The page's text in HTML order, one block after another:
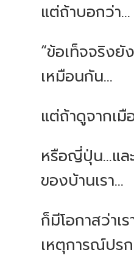
แต่ถ้าบอกว่า...
“ข้อเท็จจริงยั
เหมือนกัน...
แต่ถ้าดูจากเมื
หรือญี่ปุ่น...แล
ของบ้านเรา...
ก็มีโอกาสว่าเร
เหตุการณ์ปร